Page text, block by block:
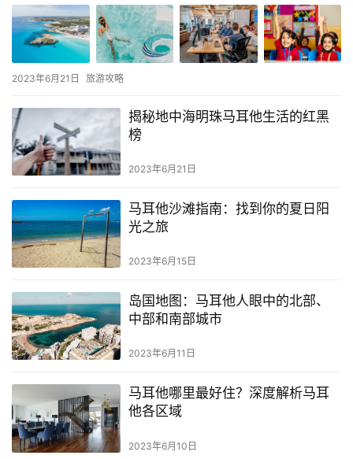
2023年6月21日 旅游攻略
揭秘地中海明珠马耳他生活的红黑
榜
2023年6月21日
马耳他沙滩指南：找到你的夏日阳
光之旅
2023年6月15日
岛国地图：马耳他人眼中的北部、
中部和南部城市
2023年6月11日
马耳他哪里最好住？深度解析马耳
他各区域
2023年6月10日